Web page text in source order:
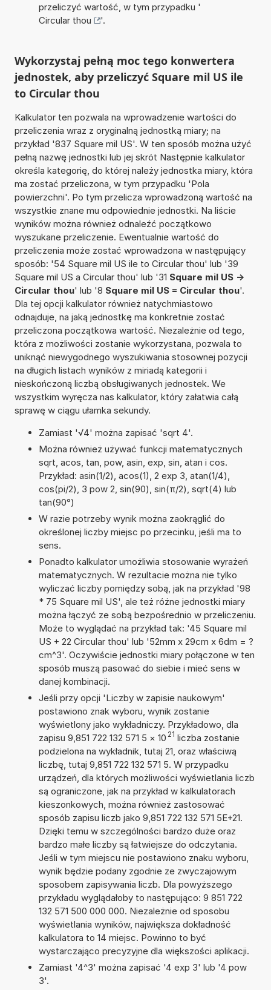
przeliczyć wartość, w tym przypadku '
Circular thou
'.
Wykorzystaj pełną moc tego konwertera
jednostek, aby przeliczyć Square mil US ile
to Circular thou
Kalkulator ten pozwala na wprowadzenie wartości do
przeliczenia wraz z oryginalną jednostką miary; na
przykład '837 Square mil US'. W ten sposób można użyć
pełną nazwę jednostki lub jej skrót Następnie kalkulator
określa kategorię, do której należy jednostka miary, która
ma zostać przeliczona, w tym przypadku 'Pola
powierzchni'. Po tym przelicza wprowadzoną wartość na
wszystkie znane mu odpowiednie jednostki. Na liście
wyników można również odnaleźć początkowo
wyszukane przeliczenie. Ewentualnie wartość do
przeliczenia może zostać wprowadzona w następujący
sposób: '54 Square mil US ile to Circular thou' lub '39
Square mil US a Circular thou' lub '31 Square mil US ->
Circular thou' lub '8 Square mil US = Circular thou'.
Dla tej opcji kalkulator również natychmiastowo
odnajduje, na jaką jednostkę ma konkretnie zostać
przeliczona początkowa wartość. Niezależnie od tego,
która z możliwości zostanie wykorzystana, pozwala to
uniknąć niewygodnego wyszukiwania stosownej pozycji
na długich listach wyników z miriadą kategorii i
nieskończoną liczbą obsługiwanych jednostek. We
wszystkim wyręcza nas kalkulator, który załatwia całą
sprawę w ciągu ułamka sekundy.
Zamiast '√4' można zapisać 'sqrt 4'.
Można również używać funkcji matematycznych
sqrt, acos, tan, pow, asin, exp, sin, atan i cos.
Przykład: asin(1/2), acos(1), 2 exp 3, atan(1/4),
cos(pi/2), 3 pow 2, sin(90), sin(π/2), sqrt(4) lub
tan(90°)
W razie potrzeby wynik można zaokrąglić do
określonej liczby miejsc po przecinku, jeśli ma to
sens.
Ponadto kalkulator umożliwia stosowanie wyrażeń
matematycznych. W rezultacie można nie tylko
wyliczać liczby pomiędzy sobą, jak na przykład '98
* 75 Square mil US', ale też różne jednostki miary
można łączyć ze sobą bezpośrednio w przeliczeniu.
Może to wyglądać na przykład tak: '45 Square mil
US + 22 Circular thou' lub '52mm x 29cm x 6dm = ?
cm^3'. Oczywiście jednostki miary połączone w ten
sposób muszą pasować do siebie i mieć sens w
danej kombinacji.
Jeśli przy opcji 'Liczby w zapisie naukowym'
postawiono znak wyboru, wynik zostanie
wyświetlony jako wykładniczy. Przykładowo, dla
zapisu 9,851 722 132 571 5 × 10 21 liczba zostanie
podzielona na wykładnik, tutaj 21, oraz właściwą
liczbę, tutaj 9,851 722 132 571 5. W przypadku
urządzeń, dla których możliwości wyświetlania liczb
są ograniczone, jak na przykład w kalkulatorach
kieszonkowych, można również zastosować
sposób zapisu liczb jako 9,851 722 132 571 5E+21.
Dzięki temu w szczególności bardzo duże oraz
bardzo małe liczby są łatwiejsze do odczytania.
Jeśli w tym miejscu nie postawiono znaku wyboru,
wynik będzie podany zgodnie ze zwyczajowym
sposobem zapisywania liczb. Dla powyższego
przykładu wyglądałoby to następująco: 9 851 722
132 571 500 000 000. Niezależnie od sposobu
wyświetlania wyników, największa dokładność
kalkulatora to 14 miejsc. Powinno to być
wystarczająco precyzyjne dla większości aplikacji.
Zamiast '4^3' można zapisać '4 exp 3' lub '4 pow
3'.